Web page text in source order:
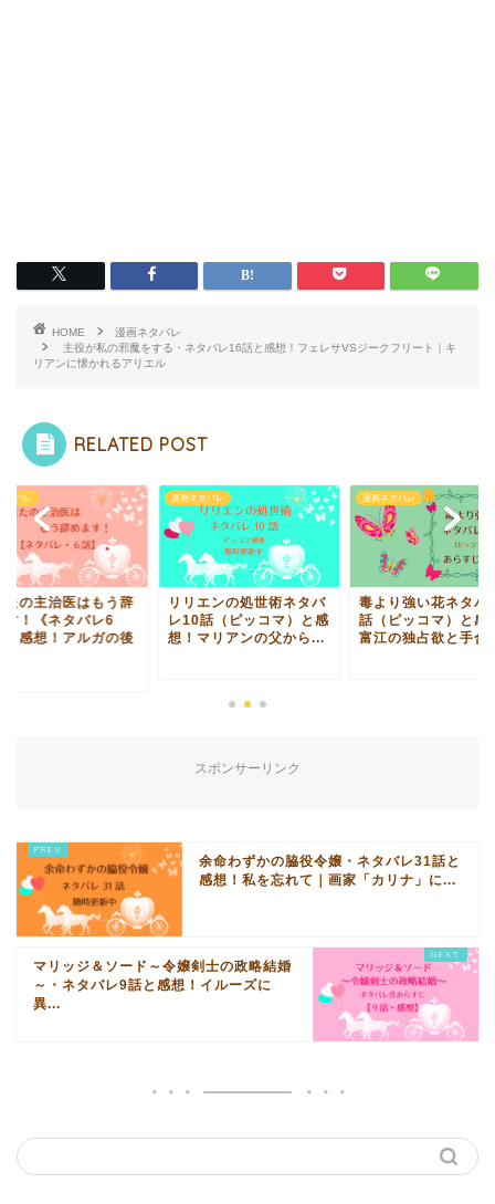
HOME
漫画ネタバレ
主役が私の邪魔をする・ネタバレ16話と感想！フェレサVSジークフリート｜キ
リアンに懐かれるアリエル
RELATED POST
タバレ
たの主治医はもう辞
す！《ネタバレ6
と感想！アルガの後
漫画ネタバレ
リリエンの処世術ネタバ
レ10話（ピッコマ）と感
想！マリアンの父から...
漫画ネタバレ
毒より強い花ネタバ
話（ピッコマ）と感
富江の独占欲と手合
スポンサーリンク
余命わずかの脇役令嬢・ネタバレ31話と
感想！私を忘れて｜画家「カリナ」に...
マリッジ＆ソード～令嬢剣士の政略結婚
～・ネタバレ9話と感想！イルーズに
異...